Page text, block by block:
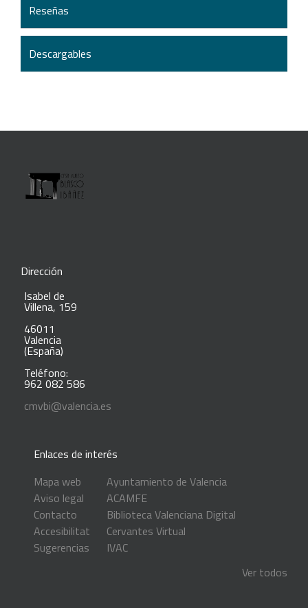
Reseñas
Descargables
Dirección
Isabel de
Villena, 159
46011
Valencia
(España)
Teléfono:
962 082 586
cmvbi@valencia.es
Enlaces de interés
Mapa web
Aviso legal
Contacto
Accesibilitat
Sugerencias
Ayuntamiento de Valencia
ACAMFE
Biblioteca Valenciana Digital
Cervantes Virtual
IVAC
Ver todos